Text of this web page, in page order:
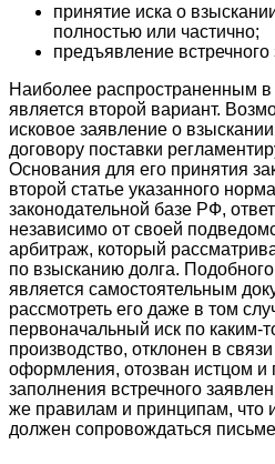
принятие иска о
полностью или частично;
предъявление встречного
Наиболее распространенным в
является второй вариант.
исковое заявление о
договору поставки
Основания для его принятия
второй статье указанного
законодательной базе РФ,
независимо от своей
арбитраж, который
по взысканию долга.
является самостоятельным
рассмотреть его даже в том
первоначальный иск по каким-
производство, отклонен в
оформления, отозван истцом и
заполнения встречного
же правилам и принципам, что
должен сопровождаться